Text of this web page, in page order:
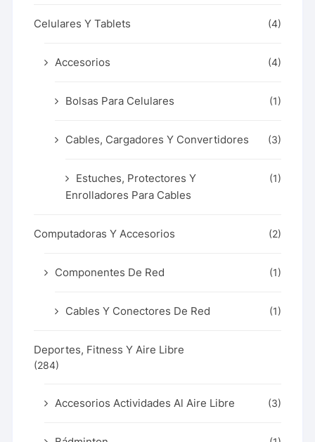
Celulares Y Tablets (4)
Accesorios (4)
Bolsas Para Celulares (1)
Cables, Cargadores Y Convertidores (3)
Estuches, Protectores Y
Enrolladores Para Cables
(1)
Computadoras Y Accesorios (2)
Componentes De Red (1)
Cables Y Conectores De Red (1)
Deportes, Fitness Y Aire Libre
(284)
Accesorios Actividades Al Aire Libre (3)